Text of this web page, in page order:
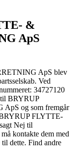
&
ApS
ApS blev
Ved
34727120
til BRYRUP
og som fremgår
FLYTTE-
Nej til
kontakte dem med
dette. Find andre